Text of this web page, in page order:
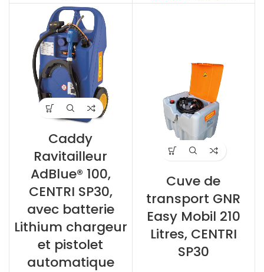
Caddy
Ravitailleur
AdBlue® 100,
CENTRI SP30,
avec batterie
Lithium chargeur
et pistolet
automatique
Cuve de
transport GNR
Easy Mobil 210
Litres, CENTRI
SP30